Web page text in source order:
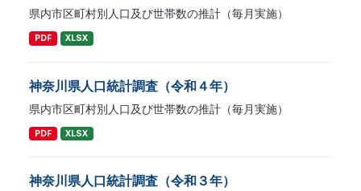
県内市区町村別人口及び世帯数の推計（毎月実施）
PDF XLSX
神奈川県人口統計調査（令和４年）
県内市区町村別人口及び世帯数の推計（毎月実施）
PDF XLSX
神奈川県人口統計調査（令和３年）